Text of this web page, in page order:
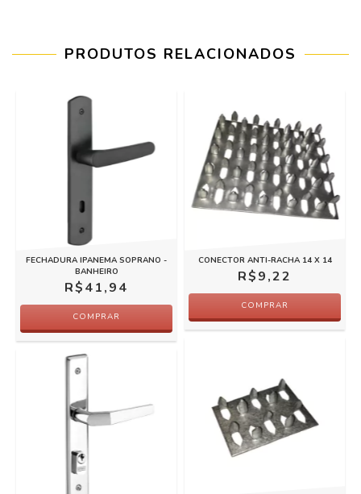
PRODUTOS RELACIONADOS
FECHADURA IPANEMA SOPRANO -
BANHEIRO
R$41,94
COMPRAR
CONECTOR ANTI-RACHA 14 X 14
R$9,22
COMPRAR